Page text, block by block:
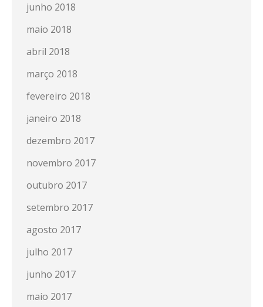
junho 2018
maio 2018
abril 2018
março 2018
fevereiro 2018
janeiro 2018
dezembro 2017
novembro 2017
outubro 2017
setembro 2017
agosto 2017
julho 2017
junho 2017
maio 2017